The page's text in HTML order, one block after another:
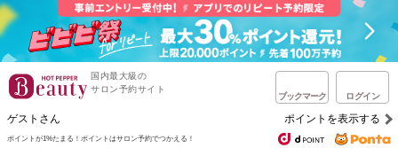
国内最大級の
サロン予約サイト
ブックマーク ログイン
ゲストさん ポイントを表示する
ポイントが1%たまる！ ポイントはサロン予約でつかえる！